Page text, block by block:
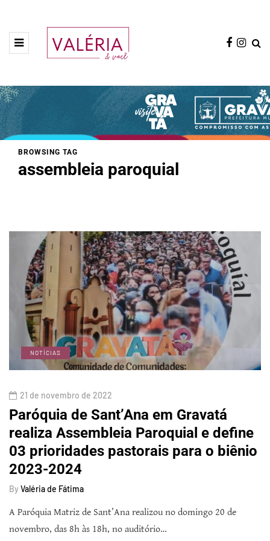
BROWSING TAG
assembleia paroquial
NOTÍCIAS
21 de novembro de 2022
Paróquia de Sant’Ana em Gravatá
realiza Assembleia Paroquial e define
03 prioridades pastorais para o biênio
2023-2024
By Valéria de Fátima
A Paróquia Matriz de Sant’Ana realizou no domingo 20 de
novembro, das 8h às 18h, no auditório…